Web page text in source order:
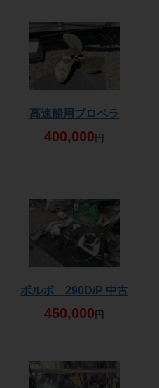
高速船用プロペラ
400,000 円
ボルボ 290D/P 中古
450,000 円